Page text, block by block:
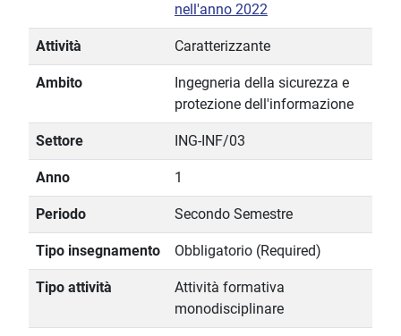
nell'anno 2022
Attività Caratterizzante
Ambito
Ingegneria della sicurezza e
protezione dell'informazione
Settore ING-INF/03
Anno 1
Periodo Secondo Semestre
Tipo insegnamento Obbligatorio (Required)
Tipo attività
Attività formativa
monodisciplinare